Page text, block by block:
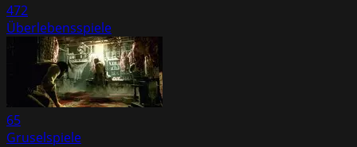
472
Überlebensspiele
65
Gruselspiele